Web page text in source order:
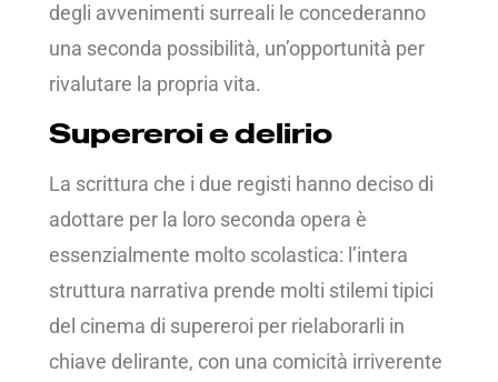
degli avvenimenti surreali le concederanno
una seconda possibilità, un’opportunità per
rivalutare la propria vita.
Supereroi e delirio
La scrittura che i due registi hanno deciso di
adottare per la loro seconda opera è
essenzialmente molto scolastica: l’intera
struttura narrativa prende molti stilemi tipici
del cinema di supereroi per rielaborarli in
chiave delirante, con una comicità irriverente